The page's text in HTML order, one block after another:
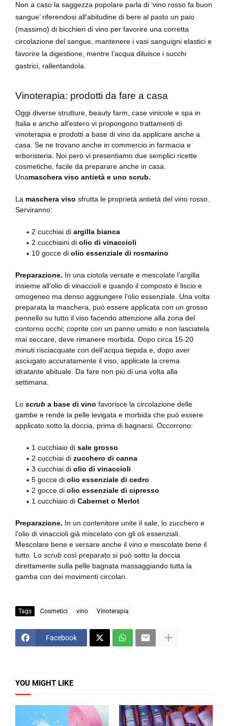
Non a caso la saggezza popolare parla di ‘vino rosso fa buon
sangue’ riferendosi all’abitudine di bere al pasto un paio
(massimo) di bicchieri di vino per favorire una corretta
circolazione del sangue, mantenere i vasi sanguigni elastici e
favorire la digestione, mentre l’acqua diluisce i succhi
gastrici, rallentandola.
Vinoterapia: prodotti da fare a casa
Oggi diverse strutture, beauty farm, case vinicole e spa in
Italia e anche all’estero vi propongono trattamenti di
vinoterapia e prodotti a base di vino da applicare anche a
casa. Se ne trovano anche in commercio in farmacia e
erboristeria. Noi però vi presentiamo due semplici ricette
cosmetiche, facile da preparare anche in casa.
Unamaschera viso antietà e uno scrub.
La maschera viso sfrutta le proprietà antietà del vino rosso.
Serviranno:
2 cucchiai di argilla bianca
2 cucchiaini diolio di vinaccioli
10 gocce di olio essenziale di rosmarino
Preparazione. In una ciotola versate e mescolate l’argilla
insieme all’olio di vinaccioli e quando il composto è liscio e
omogeneo ma denso aggiungere l’olio essenziale. Una volta
preparata la maschera, può essere applicata con un grosso
pennello su tutto il viso facendo attenzione alla zona del
contorno occhi; coprite con un panno umido e non lasciatela
mai seccare, deve rimanere morbida. Dopo circa 15-20
minuti risciacquate con dell’acqua tiepida e, dopo aver
asciugato accuratamente il viso, applicate la crema
idratante abituale. Da fare non più di una volta alla
settimana.
Lo scrub a base di vino favorisce la circolazione delle
gambe e rende la pelle levigata e morbida che può essere
applicato sotto la doccia, prima di bagnarsi. Occorrono:
1 cucchiaio di sale grosso
2 cucchiai dizucchero di canna
3 cucchiai di olio di vinaccioli
5 gocce diolio essenziale di cedro
2 gocce di olio essenziale di cipresso
1 cucchiaio di Cabernet o Merlot
Preparazione. In un contenitore unite il sale, lo zucchero e
l’olio di vinaccioli già miscelato con gli oli essenziali.
Mescolare bene e versare anche il vino e mescolate bene il
tutto. Lo scrub così preparato si può sotto la doccia
direttamente sulla pelle bagnata massaggiando tutta la
gamba con dei movimenti circolari.
Tags Cosmetici vino Vinoterapia
Facebook
YOU MIGHT LIKE